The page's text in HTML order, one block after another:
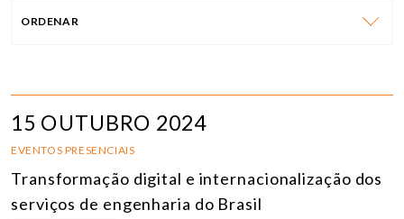
ORDENAR
15 OUTUBRO 2024
EVENTOS PRESENCIAIS
Transformação digital e internacionalização dos
serviços de engenharia do Brasil